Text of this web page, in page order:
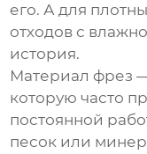
его. А для
отходов с
история.
Материал фрез
которую часто
постоянной
песок или